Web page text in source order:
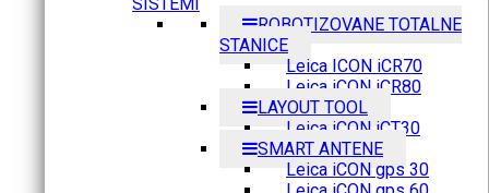
ROBOTIZOVANE TOTALNE
STANICE
Leica ICON iCR70
Leica iCON iCR80
LAYOUT TOOL
Leica iCON iCT30
SMART ANTENE
Leica iCON gps 30